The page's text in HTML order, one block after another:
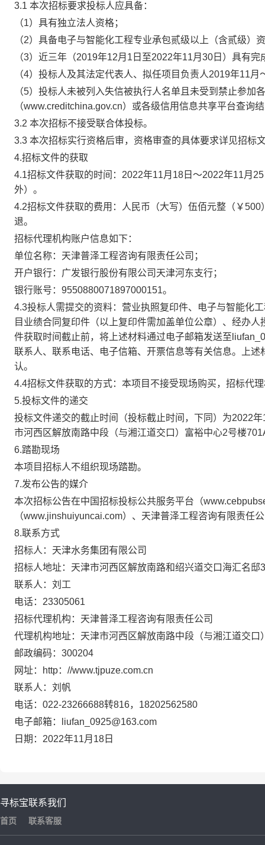
3.1 本次招标要求投标人应具备：
（1）具有独立法人资格；
（2）具备电子与智能化工程专业承包贰级以上（含贰级）
（3）近三年（2019年12月 1 日至2022年11月 30 日）具有完
（4）投标人及其法定代表人、拟任项目负责人2019年11月
（5）投标人未被列入失信被执行人名单且未受到禁止参加
（www.creditchina.gov.cn）或各级信用信息共享平台查询
3.2 本次招标不接受联合体投标。
3.3 本次招标实行资格后审，资格审查的具体要求详见招标
4.招标文件的获取
4.1招标文件获取的时间： 2022年11月 18 日～2022年11月 25
外）。
4.2招标文件获取的费用：人民币（大写）伍佰元整（￥500
退。
招标代理机构账户信息如下：
单位名称：天津普泽工程咨询有限责任公司；
开户银行： 广发银行股份有限公司天津河东支行；
银行账号： 9550880071897000151。
4.3投标人需提交的资料： 营业执照复印件、
电子与智能化
目业绩合同复印件（以上复印件需加盖单位公章）、经办
件获取时间截止前，将上述材料通过电子邮箱发送至
联系人、联系电话、电子信箱、开票信息等有关信息。上
认。
4.4招标文件获取的方式： 本项目不接受现场购买， 招标代
5.投标文件的递交
投标文件递交的截止时间（投标截止时间，下同）为2022年
市河西区解放南路中段（与湘江道交口）富裕中心2号楼
6.踏勘现场
本项目招标人不组织现场踏勘。
7.发布公告的媒介
本次招标公告在中国招标投标公共服务平台（
（www.jinshuiyuncai.com） 、天津普泽工程咨询有限责任
8.联系方式
招标人：天津水务集团有限公司
招标人地址：天津市河西区解放南路和绍兴道交口海汇名邸3
联系人： 刘工
电话： 23305061
招标代理机构：天津普泽工程咨询有限责任公司
代理机构地址：天津市河西区解放南路中段（与湘江道交口
邮政编码： 300204
网址：
http： //www.tjpuze.com.cn
联系人：刘帆
电话： 022-23266688转816， 18202562580
电子邮箱：
liufan_0925@163.com
日期： 2022年11月 18 日
寻标宝
首页
联系我们
联系客服